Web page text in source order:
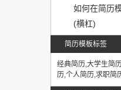
如何在简历
(横杠)
简历模板标签
经典简历,大学生简历
历,个人简历,求职简